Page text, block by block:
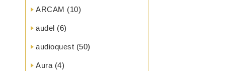
ARCAM (10)
audel (6)
audioquest (50)
Aura (4)